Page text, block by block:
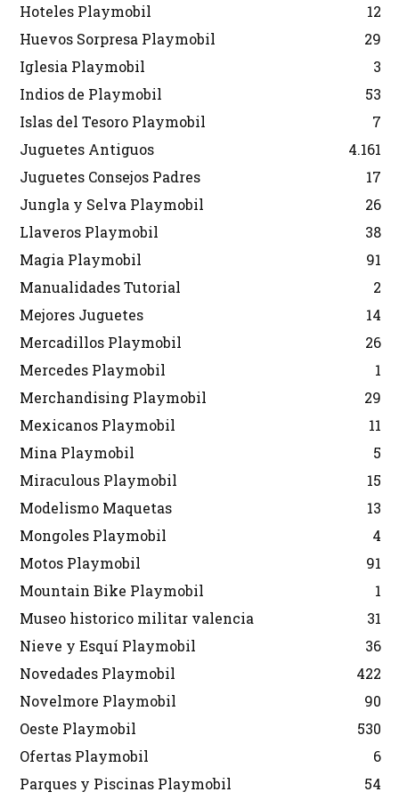
Hoteles Playmobil
12
Huevos Sorpresa Playmobil
29
Iglesia Playmobil
3
Indios de Playmobil
53
Islas del Tesoro Playmobil
7
Juguetes Antiguos
4.161
Juguetes Consejos Padres
17
Jungla y Selva Playmobil
26
Llaveros Playmobil
38
Magia Playmobil
91
Manualidades Tutorial
2
Mejores Juguetes
14
Mercadillos Playmobil
26
Mercedes Playmobil
1
Merchandising Playmobil
29
Mexicanos Playmobil
11
Mina Playmobil
5
Miraculous Playmobil
15
Modelismo Maquetas
13
Mongoles Playmobil
4
Motos Playmobil
91
Mountain Bike Playmobil
1
Museo historico militar valencia
31
Nieve y Esquí Playmobil
36
Novedades Playmobil
422
Novelmore Playmobil
90
Oeste Playmobil
530
Ofertas Playmobil
6
Parques y Piscinas Playmobil
54